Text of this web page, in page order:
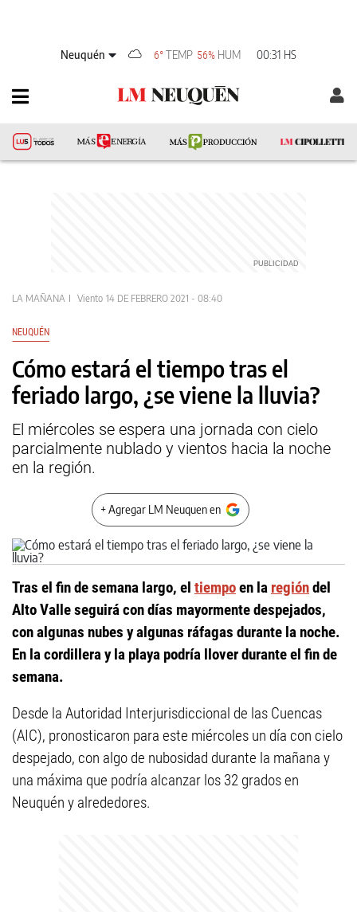
Neuquén 6° TEMP 56% HUM 00:31 HS
LA MAÑANA Viento 14 DE FEBRERO 2021 - 08:40
NEUQUÉN
Cómo estará el tiempo tras el
feriado largo, ¿se viene la lluvia?
El miércoles se espera una jornada con cielo
parcialmente nublado y vientos hacia la noche
en la región.
+ Agregar LM Neuquen en
Tras el fin de semana largo, el tiempoen la regióndel
Alto Valle seguirá con días mayormente despejados,
con algunas nubes y algunas ráfagas durante la noche.
En la cordillera y la playa podría llover durante el fin de
semana.
Desde la Autoridad Interjurisdiccional de las Cuencas
(AIC), pronosticaron para este miércoles un día con cielo
despejado, con algo de nubosidad durante la mañana y
una máxima que podría alcanzar los 32 grados en
Neuquén y alrededores.